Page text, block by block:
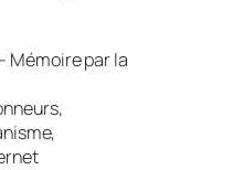
Mémoire par la